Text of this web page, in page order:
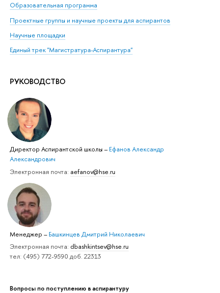
Образовательная программа
Проектные группы и научные проекты для аспирантов
Научные площадки
Единый трек "Магистратура-Аспирантура"
РУКОВОДСТВО
Директор Аспирантской школы – Ефанов Александр
Александрович
Электронная почта: aefanov@hse.ru
Менеджер – Башкинцев Дмитрий Николаевич
Электронная почта: dbashkintsev@hse.ru
тел: (495) 772-9590 доб. 22313
Вопросы по поступлению в аспирантуру